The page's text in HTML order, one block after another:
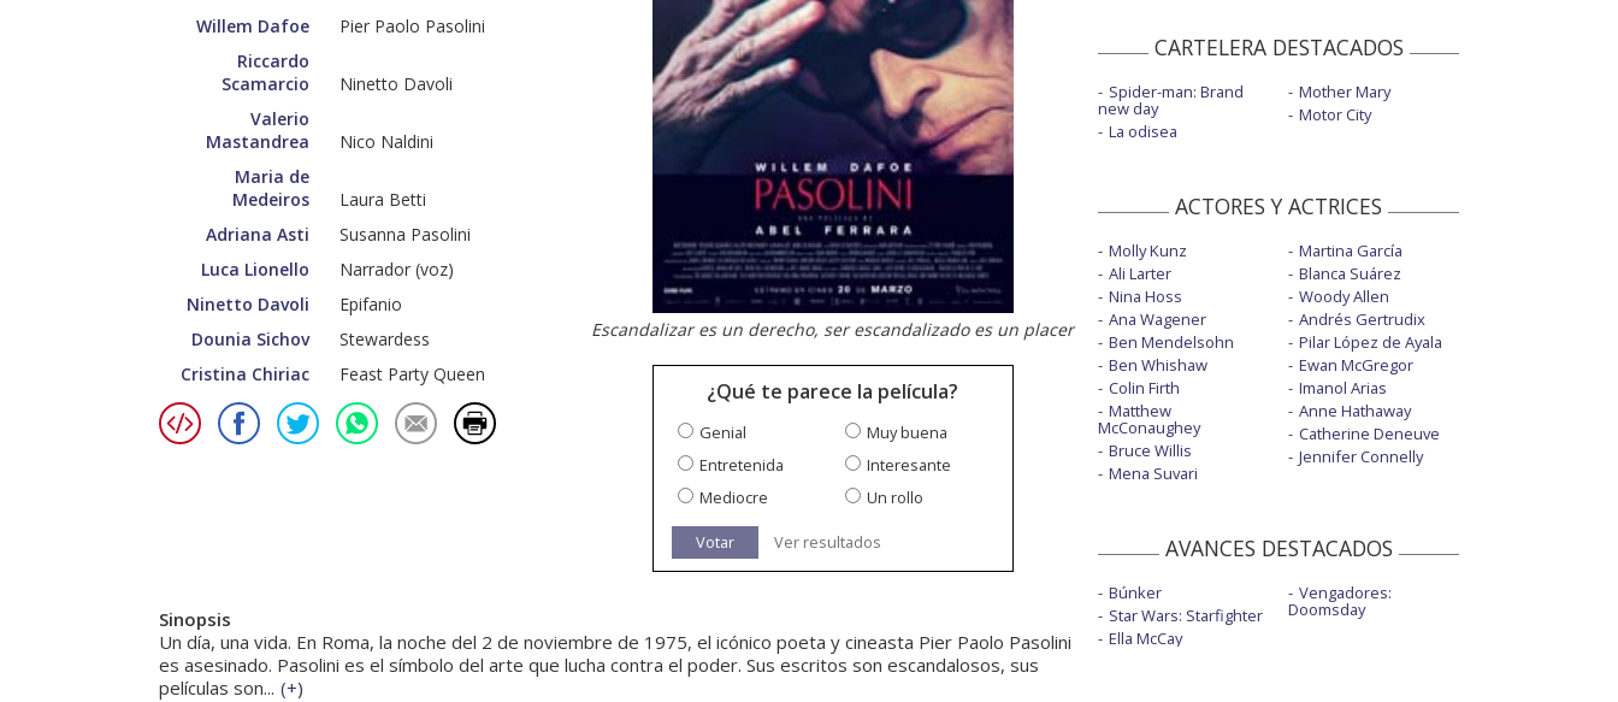
Willem Dafoe
Pier Paolo Pasolini
Riccardo
Scamarcio
Ninetto Davoli
Valerio
Mastandrea
Nico Naldini
Maria de
Medeiros
Laura Betti
Adriana Asti
Susanna Pasolini
Luca Lionello
Narrador (voz)
Ninetto Davoli
Epifanio
Dounia Sichov
Stewardess
Cristina Chiriac
Feast Party Queen
Escandalizar es un derecho, ser escandalizado es un placer
¿Qué te parece la película?
Genial
Muy buena
Entretenida
Interesante
Mediocre
Un rollo
Votar Ver resultados
Sinopsis
Un día, una vida. En Roma, la noche del 2 de noviembre de 1975, el icónico poeta y cineasta Pier Paolo Pasolini
es asesinado. Pasolini es el símbolo del arte que lucha contra el poder. Sus escritos son escandalosos, sus
películas son... (+)
CARTELERA DESTACADOS
Spider-man: Brand
new day
La odisea
Mother Mary
Motor City
ACTORES Y ACTRICES
Molly Kunz
Ali Larter
Nina Hoss
Ana Wagener
Ben Mendelsohn
Ben Whishaw
Colin Firth
Matthew
McConaughey
Bruce Willis
Mena Suvari
Martina García
Blanca Suárez
Woody Allen
Andrés Gertrudix
Pilar López de Ayala
Ewan McGregor
Imanol Arias
Anne Hathaway
Catherine Deneuve
Jennifer Connelly
AVANCES DESTACADOS
Búnker
Star Wars: Starfighter
Ella McCay
Vengadores:
Doomsday